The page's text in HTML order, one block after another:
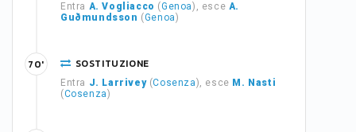
Entra A. Vogliacco (Genoa), esce A.
Guðmundsson (Genoa)
SOSTITUZIONE
Entra J. Larrivey(Cosenza), esce M. Nasti
(Cosenza)
70'